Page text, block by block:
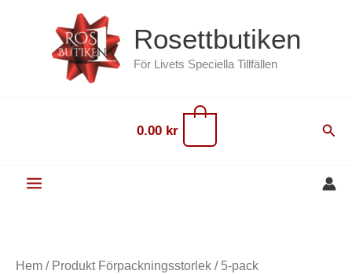
Rosettbutiken
För Livets Speciella Tillfällen
0.00 kr Sök
Hem / Produkt Förpackningsstorlek / 5-pack